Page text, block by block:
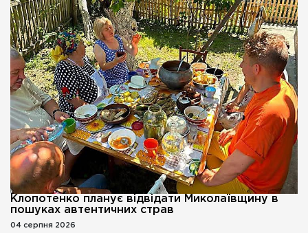
Клопотенко планує відвідати Миколаївщину в
пошуках автентичних страв
04 серпня 2026